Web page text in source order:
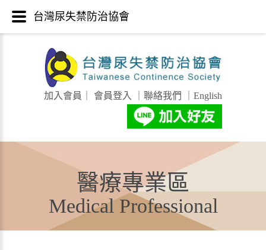
加入會員 會員登入 聯絡我們 English
醫療專業區
Medical Professional
台灣尿失禁防治協會